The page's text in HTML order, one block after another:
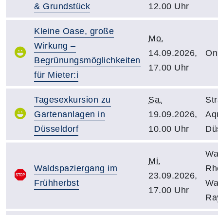
& Grundstück 12.00 Uhr
Kleine Oase, große
Wirkung –
Begrünungsmöglichkeiten
für Mieter:i
Mo.
14.09.2026,
17.00 Uhr
Tagesexkursion zu
Gartenanlagen in
Düsseldorf
Sa.
19.09.2026,
10.00 Uhr
Waldspaziergang im
Frühherbst
Mi.
23.09.2026,
17.00 Uhr